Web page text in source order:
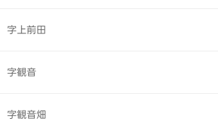
字上前田
字観音
字観音畑